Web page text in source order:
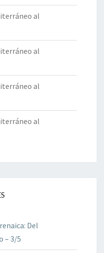
al
al
al
al
Del
– 3/5